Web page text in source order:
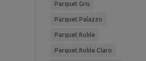
Parquet Gris
Parquet Palazzo
Parquet Roble
Parquet Roble Claro